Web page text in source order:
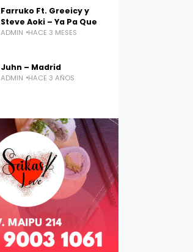
Farruko Ft. Greeicy y
Steve Aoki – Ya Pa Que
ADMIN HACE 3 MESES
Juhn – Madrid
ADMIN HACE 3 AÑOS